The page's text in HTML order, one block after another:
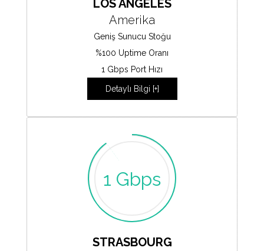
LOS ANGELES
Amerika
Geniş Sunucu Stoğu
%100 Uptime Oranı
1 Gbps Port Hızı
Detaylı Bilgi [+]
1 Gbps
STRASBOURG